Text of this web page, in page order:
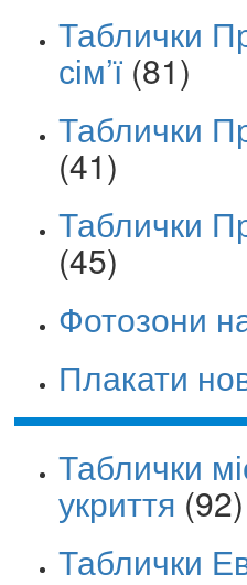
Таблички
сім’ї (81)
Таблички
(41)
Таблички
(45)
Фотозони
Плакати
Таблички
укриття (92)
Таблички